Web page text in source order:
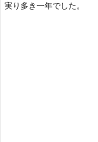
実り多き一年でした。